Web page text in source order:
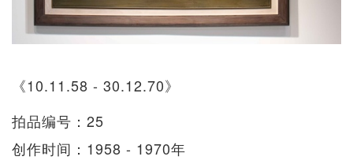
《10.11.58 - 30.12.70》
拍品编号：25
创作时间：1958 - 1970年